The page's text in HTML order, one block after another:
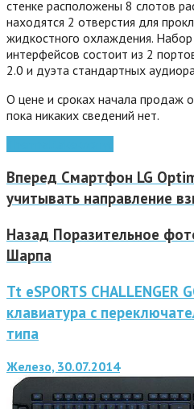
стенке расположены 8 слотов
находятся 2 отверстия для
жидкостного охлаждения.
интерфейсов состоит из 2
2.0 и дуэта стандартных
О цене и сроках начала продаж
пока никаких сведений нет.
Вперед Смартфон LG
учитывать направление
Назад Поразительное
Шарпа
Tt eSPORTS CHALLENGER
клавиатура с
типа
Железо, 30.07.2014